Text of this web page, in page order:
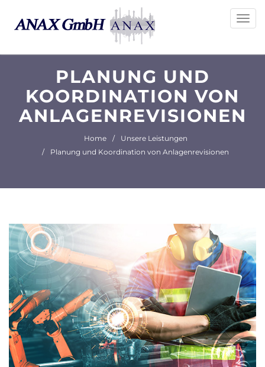
PLANUNG UND
KOORDINATION VON
ANLAGENREVISIONEN
Home
Unsere Leistungen
Planung und Koordination von Anlagenrevisionen